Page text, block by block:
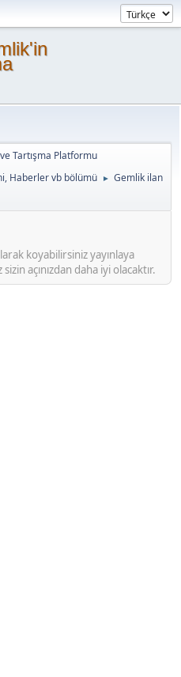
Tartışma Platformu
Haberler vb bölümü ► Gemlik ilan
koyabilirsiniz yayınlaya
açınızdan daha iyi olacaktır.